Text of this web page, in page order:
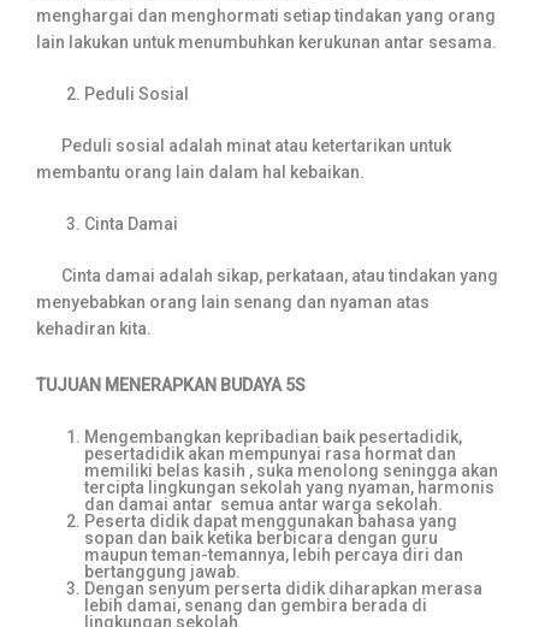
menghargai dan menghormati setiap tindakan yang orang
lain lakukan untuk menumbuhkan kerukunan antar sesama.
Peduli Sosial
Peduli sosial adalah minat atau ketertarikan untuk
membantu orang lain dalam hal kebaikan.
Cinta Damai
Cinta damai adalah sikap, perkataan, atau tindakan yang
menyebabkan orang lain senang dan nyaman atas
kehadiran kita.
TUJUAN MENERAPKAN BUDAYA 5S
Mengembangkan kepribadian baik pesertadidik,
pesertadidik akan mempunyai rasa hormat dan
memiliki belas kasih , suka menolong seningga akan
tercipta lingkungan sekolah yang nyaman, harmonis
dan damai antar semua antar warga sekolah.
Peserta didik dapat menggunakan bahasa yang
sopan dan baik ketika berbicara dengan guru
maupun teman-temannya, lebih percaya diri dan
bertanggung jawab.
Dengan senyum perserta didik diharapkan merasa
lebih damai, senang dan gembira berada di
lingkungan sekolah.